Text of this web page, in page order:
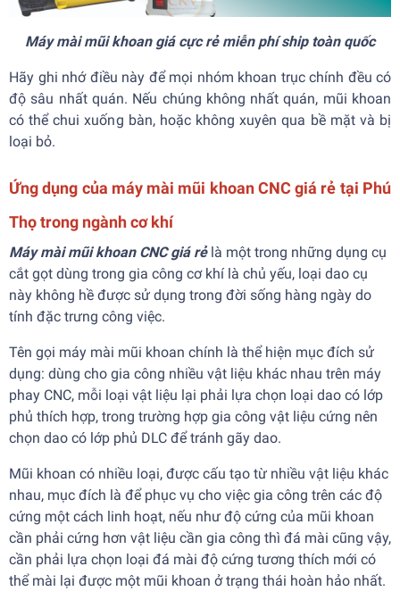
Máy mài mũi khoan giá cực rẻ miễn phí ship toàn quốc
Hãy ghi nhớ điều này để mọi nhóm khoan trục chính đều có
độ sâu nhất quán. Nếu chúng không nhất quán, mũi khoan
có thể chui xuống bàn, hoặc không xuyên qua bề mặt và bị
loại bỏ.
Ứng dụng của máy mài mũi khoan CNC giá rẻ tại Phú
Thọ trong ngành cơ khí
Máy mài mũi khoan CNC giá rẻlà một trong những dụng cụ
cắt gọt dùng trong gia công cơ khí là chủ yếu, loại dao cụ
này không hề được sử dụng trong đời sống hàng ngày do
tính đặc trưng công việc.
Tên gọi máy mài mũi khoan chính là thể hiện mục đích sử
dụng: dùng cho gia công nhiều vật liệu khác nhau trên máy
phay CNC, mỗi loại vật liệu lại phải lựa chọn loại dao có lớp
phủ thích hợp, trong trường hợp gia công vật liệu cứng nên
chọn dao có lớp phủ DLC để tránh gãy dao.
Mũi khoan có nhiều loại, được cấu tạo từ nhiều vật liệu khác
nhau, mục đích là để phục vụ cho việc gia công trên các độ
cứng một cách linh hoạt, nếu như độ cứng của mũi khoan
cần phải cứng hơn vật liệu cần gia công thì đá mài cũng vậy,
cần phải lựa chọn loại đá mài độ cứng tương thích mới có
thể mài lại được một mũi khoan ở trạng thái hoàn hảo nhất.